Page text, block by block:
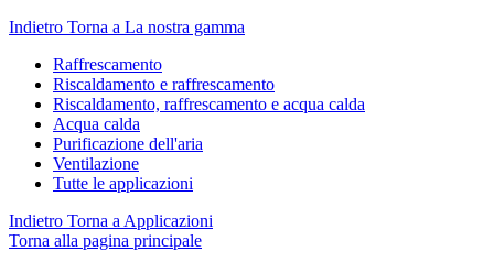
Indietro Torna a La nostra gamma
Raffrescamento
Riscaldamento e raffrescamento
Riscaldamento, raffrescamento e acqua calda
Acqua calda
Purificazione dell'aria
Ventilazione
Tutte le applicazioni
Indietro Torna a Applicazioni
Torna alla pagina principale